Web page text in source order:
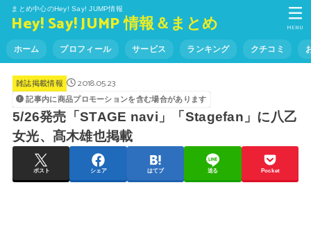
まとめ中心のHey! Say! JUMP情報
Hey! Say! JUMP 情報＆まとめ
ホーム プロフィール サービス ランキング クチコミ
MENU
雑誌掲載情報 2018.05.23
記事内に商品プロモーションを含む場合があります
5/26発売「STAGE navi」「Stagefan」に八乙
女光、髙木雄也掲載
ポスト シェア はてブ 送る Pocket